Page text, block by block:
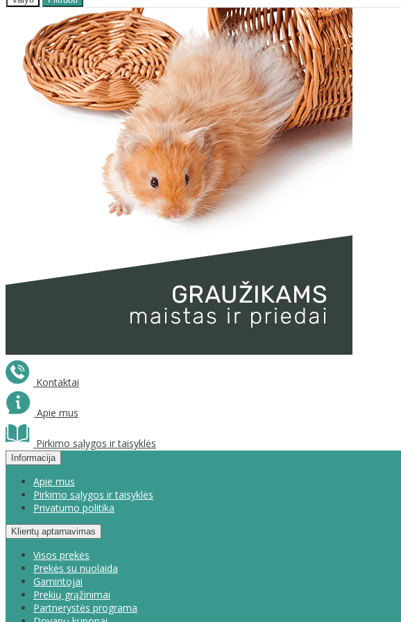
Kontaktai
Apie mus
Pirkimo sąlygos ir taisyklės
Informacija
Apie mus
Pirkimo sąlygos ir taisyklės
Privatumo politika
Klientų aptarnavimas
Visos prekės
Prekės su nuolaida
Gamintojai
Prekių grąžinimai
Partnerystės programa